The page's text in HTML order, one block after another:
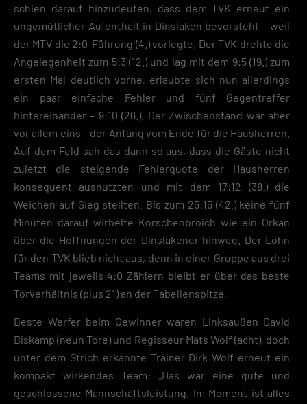
schien darauf hinzudeuten, dass dem TVK erneut ein
ungemütlicher Aufenthalt in Dinslaken bevorsteht – weil
der MTV die 2:0-Führung (4.) vorlegte. Der TVK drehte die
Angelegenheit zum 5:3 (12.) und lag mit dem 9:5 (19.) zum
ersten Mal deutlich vorne, erlaubte sich nun allerdings
ein paar einfache Fehler und fünf Gegentreffer
hintereinander – 9:10 (26.). Der Zwischenstand war aber
vor allem eins – der Anfang vom Ende für die Hausherren.
Auf dem Feld sah das dann so aus, dass die Gäste nicht
zuletzt die steigende Fehlerquote der Hausherren
konsequent ausnutzten und mit dem 17:12 (38.) die
Weichen auf Sieg stellten. Bis zum 25:15 (42.) keine fünf
Minuten darauf wirbelte Korschenbroich wie ein Orkan
über die Hoffnungen der Dinslakener hinweg. Der Lohn
für den TVK blieb nicht aus, denn in einer Gruppe aus drei
Teams mit jeweils 4:0 Zählern bleibt er über das beste
Torverhältnis (plus 21) an der Tabellenspitze.
Beste Werfer beim Gewinner waren Linksaußen David
Biskamp (neun Tore) und Regisseur Mats Wolf (acht), doch
unter dem Strich erkannte Trainer Dirk Wolf erneut ein
kompakt wirkendes Team: „Das war eine gute und
geschlossene Mannschaftsleistung. Im Moment ist alles